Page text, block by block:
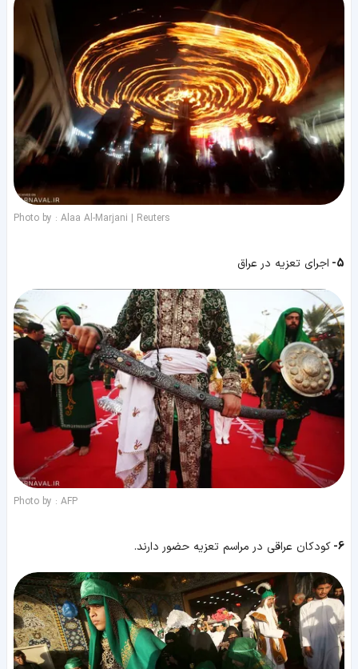
Photo by : Alaa Al-Marjani | Reuters
5- اجرای تعزیه در عراق
Photo by : AFP
6- کودکان عراقی در مراسم تعزیه حضور دارند.